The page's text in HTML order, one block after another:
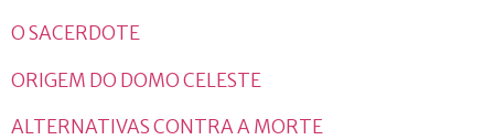
O SACERDOTE
ORIGEM DO DOMO CELESTE
ALTERNATIVAS CONTRA A MORTE